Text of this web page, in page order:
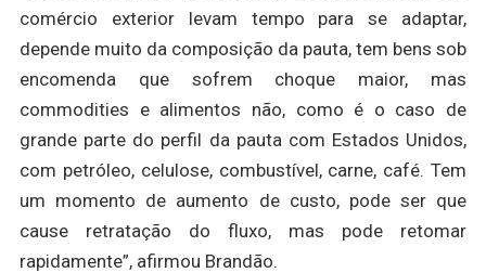
comércio exterior levam tempo para se adaptar,
depende muito da composição da pauta, tem bens sob
encomenda que sofrem choque maior, mas
commodities e alimentos não, como é o caso de
grande parte do perfil da pauta com Estados Unidos,
com petróleo, celulose, combustível, carne, café. Tem
um momento de aumento de custo, pode ser que
cause retratação do fluxo, mas pode retomar
rapidamente”, afirmou Brandão.